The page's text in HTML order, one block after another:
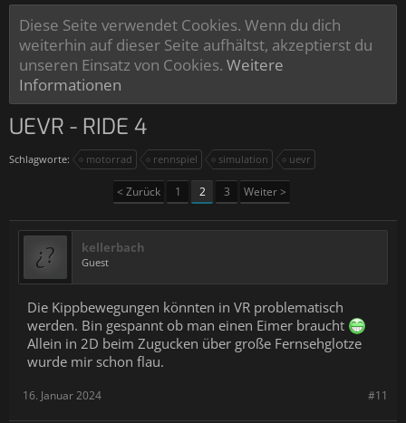
Diese Seite verwendet Cookies. Wenn du dich
weiterhin auf dieser Seite aufhältst, akzeptierst du
unseren Einsatz von Cookies. Weitere
Informationen
UEVR - RIDE 4
Schlagworte: motorrad rennspiel simulation uevr
< Zurück 1 2 3 Weiter >
kellerbach
Guest
Die Kippbewegungen könnten in VR problematisch
werden. Bin gespannt ob man einen Eimer braucht
Allein in 2D beim Zugucken über große Fernsehglotze
wurde mir schon flau.
#11
16. Januar 2024